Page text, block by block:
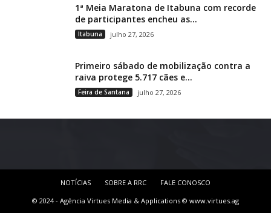
1ª Meia Maratona de Itabuna com recorde
de participantes encheu as...
Itabuna julho 27, 2026
Primeiro sábado de mobilização contra a
raiva protege 5.717 cães e...
Feira de Santana julho 27, 2026
NOTÍCIAS SOBRE A RRC
FALE CONOSCO
© 2024 - Agência Virtues Media & Applications © www.virtues.ag